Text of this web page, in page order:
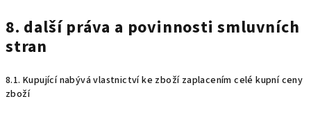
8. další práva a povinnosti smluvních
stran
8.1. Kupující nabývá vlastnictví ke zboží zaplacením celé kupní ceny
zboží